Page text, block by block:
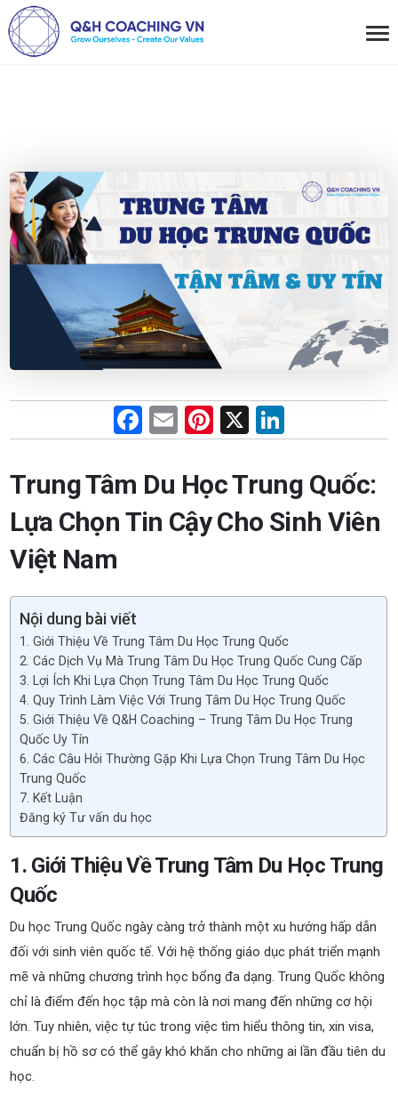
F
a
ce
b
o
k
E
m
ail
Pi
nt
er
es
t
X
n
ke
dI
n
Trung Tâm Du Học Trung Quốc:
Lựa Chọn Tin Cậy Cho Sinh Viên
Việt Nam
Nội dung bài viết
1. Giới Thiệu Về Trung Tâm Du Học Trung Quốc
2. Các Dịch Vụ Mà Trung Tâm Du Học Trung Quốc Cung Cấp
3. Lợi Ích Khi Lựa Chọn Trung Tâm Du Học Trung Quốc
4. Quy Trình Làm Việc Với Trung Tâm Du Học Trung Quốc
5. Giới Thiệu Về Q&H Coaching – Trung Tâm Du Học Trung
Quốc Uy Tín
6. Các Câu Hỏi Thường Gặp Khi Lựa Chọn Trung Tâm Du Học
Trung Quốc
7. Kết Luận
Đăng ký Tư vấn du học
1. Giới Thiệu Về Trung Tâm Du Học Trung
Quốc
Du học Trung Quốc ngày càng trở thành một xu hướng hấp dẫn
đối với sinh viên quốc tế. Với hệ thống giáo dục phát triển mạnh
mẽ và những chương trình học bổng đa dạng. Trung Quốc không
chỉ là điểm đến học tập mà còn là nơi mang đến những cơ hội
lớn. Tuy nhiên, việc tự túc trong việc tìm hiểu thông tin, xin visa,
chuẩn bị hồ sơ có thể gây khó khăn cho những ai lần đầu tiên du
học.